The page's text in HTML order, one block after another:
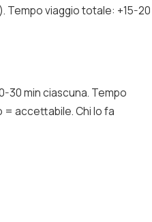
Tempo viaggio totale: +15-20
30 min ciascuna. Tempo
= accettabile. Chi lo fa